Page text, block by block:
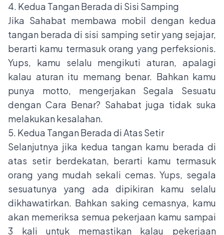
4. Kedua Tangan Berada di Sisi Samping
Jika Sahabat membawa mobil dengan kedua
tangan berada di sisi samping setir yang sejajar,
berarti kamu termasuk orang yang perfeksionis.
Yups, kamu selalu mengikuti aturan, apalagi
kalau aturan itu memang benar. Bahkan kamu
punya motto, mengerjakan Segala Sesuatu
dengan Cara Benar? Sahabat juga tidak suka
melakukan kesalahan.
5. Kedua Tangan Berada di Atas Setir
Selanjutnya jika kedua tangan kamu berada di
atas setir berdekatan, berarti kamu termasuk
orang yang mudah sekali cemas. Yups, segala
sesuatunya yang ada dipikiran kamu selalu
dikhawatirkan. Bahkan saking cemasnya, kamu
akan memeriksa semua pekerjaan kamu sampai
3 kali untuk memastikan kalau pekerjaan